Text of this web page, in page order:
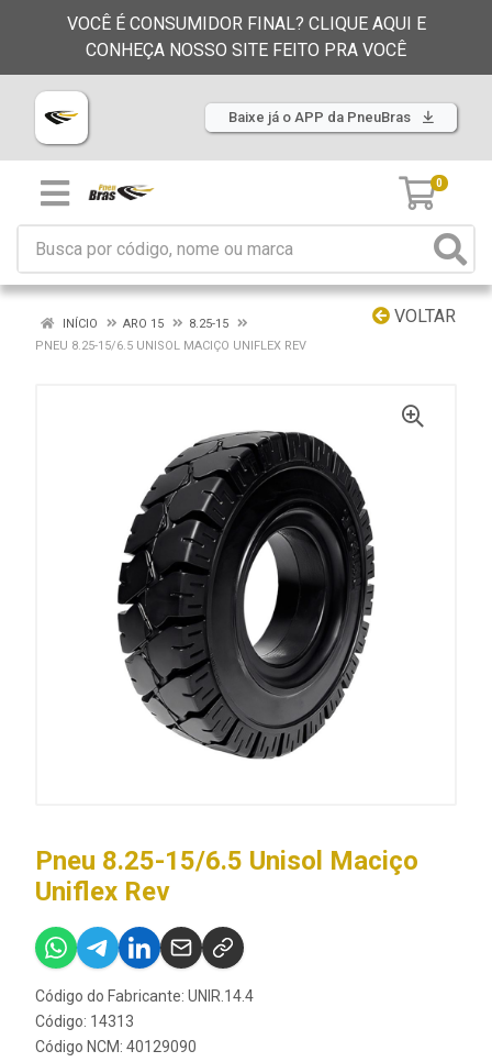
VOCÊ É CONSUMIDOR FINAL? CLIQUE AQUI E
CONHEÇA NOSSO SITE FEITO PRA VOCÊ
Baixe já o APP da PneuBras
0
VOLTAR
INÍCIO ARO 15
8.25-15
PNEU 8.25-15/6.5 UNISOL MACIÇO UNIFLEX REV
Pneu 8.25-15/6.5 Unisol Maciço
Uniflex Rev
Código do Fabricante: UNIR.14.4
Código: 14313
Código NCM: 40129090